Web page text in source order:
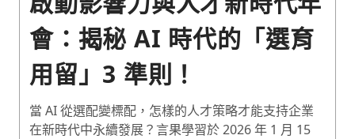
會：揭秘 AI 時代的「選育
用留」3 準則！
當 AI 從選配變標配，怎樣的人才策略才能支持企業
在新時代中永續發展？言果學習於 2026 年 1 月 15